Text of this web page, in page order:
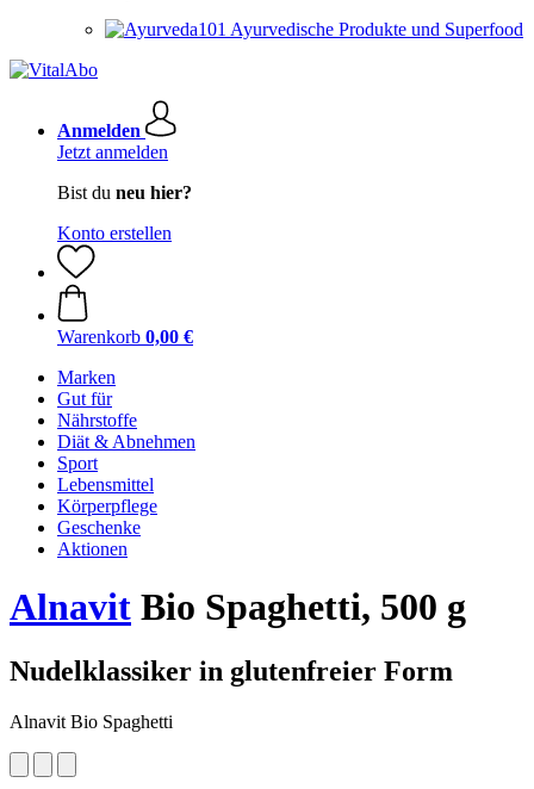
Ayurvedische Produkte und Superfood
Anmelden
Jetzt anmelden
Bist du neu hier?
Konto erstellen
Warenkorb 0,00 €
Marken
Gut für
Nährstoffe
Diät & Abnehmen
Sport
Lebensmittel
Körperpflege
Geschenke
Aktionen
Alnavit Bio Spaghetti, 500 g
Nudelklassiker in glutenfreier Form
Alnavit Bio Spaghetti